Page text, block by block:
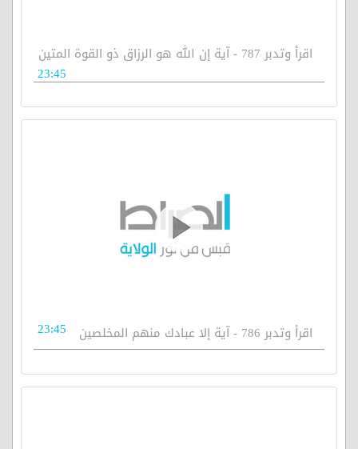
اقرأ وتدبر 787 - آية إن الله هو الرزاق ذو القوة المتين
23:45
اقرأ وتدبر 786 - آية إلا عبادك منهم المخلصين 23:45